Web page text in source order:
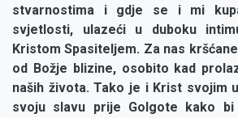
stvarnostima i gdje se i mi
svjetlosti, ulazeći u duboku
Kristom Spasiteljem. Za nas
od Božje blizine, osobito kad
naših života. Tako je i Krist svojim
svoju slavu prije Golgote kako